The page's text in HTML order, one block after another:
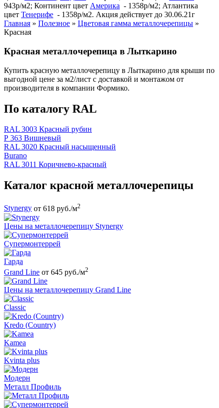
943р/м2; Континент цвет Америка - 1358р/м2; Атлантика
цвет Тенерифе - 1358р/м2. Акция действует до 30.06.21г
Главная » Полезное » Цветовая гамма металлочерепицы »
Красная
Красная металлочерепица в Лыткарино
Купить красную металлочерепицу в Лыткарино для крыши по
выгодной цене за м2/лист с доставкой и монтажом от
производителя в компании Формико.
По каталогу RAL
RAL 3003 Красный рубин
Р 363 Вишневый
RAL 3020 Красный насыщенный
Burano
RAL 3011 Коричнево-красный
Каталог красной металлочерепицы
Stynergy от 618 руб./м2
Цены на металлочерепицу Stynergy
Супермонтеррей
Гарда
Grand Line от 645 руб./м2
Цены на металлочерепицу Grand Line
Classic
Kredo (Country)
Kamea
Kvinta plus
Модерн
Металл Профиль